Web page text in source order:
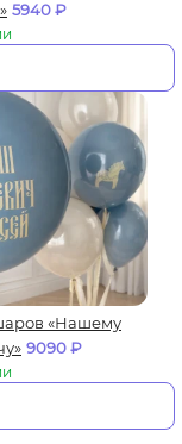
5940₽
«Нашему
9090₽